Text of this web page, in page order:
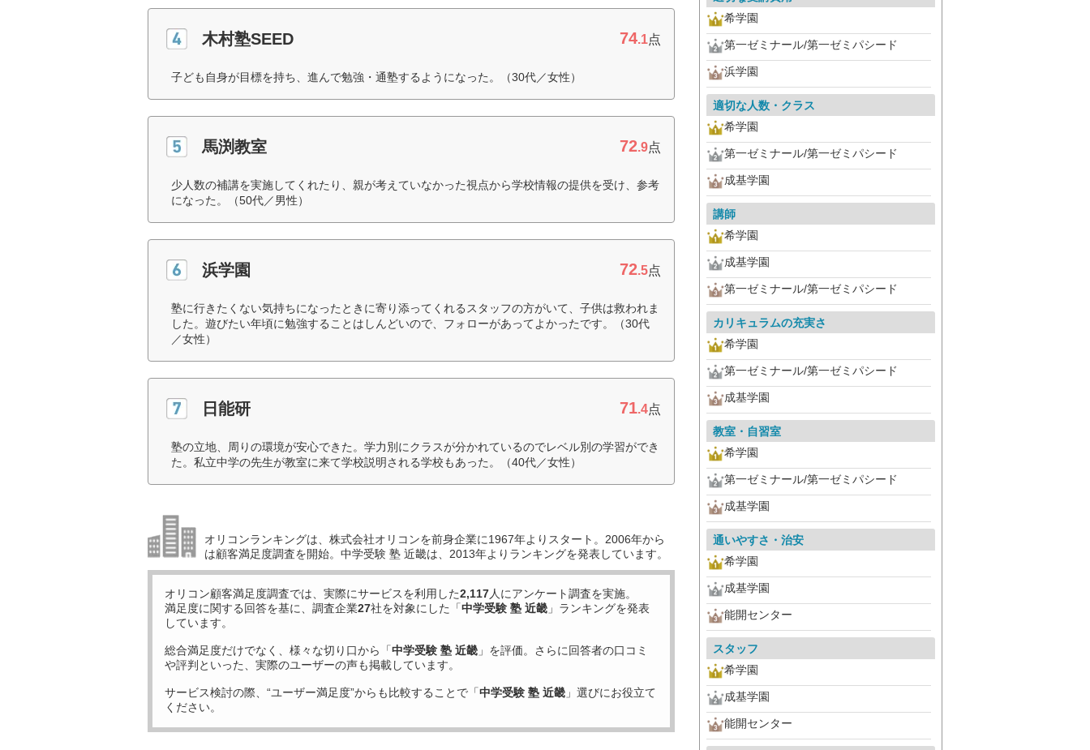
木村塾SEED 74.1点
子ども自身が目標を持ち、進んで勉強・通塾するようになった。（30代／女性）
馬渕教室 72.9点
少人数の補講を実施してくれたり、親が考えていなかった視点から学校情報の提供を受け、参考
になった。（50代／男性）
浜学園 72.5点
塾に行きたくない気持ちになったときに寄り添ってくれるスタッフの方がいて、子供は救われま
した。遊びたい年頃に勉強することはしんどいので、フォローがあってよかったです。（30代
／女性）
日能研 71.4点
塾の立地、周りの環境が安心できた。学力別にクラスが分かれているのでレベル別の学習ができ
た。私立中学の先生が教室に来て学校説明される学校もあった。（40代／女性）
オリコンランキングは、株式会社オリコンを前身企業に1967年よりスタート。2006年から
は顧客満足度調査を開始。中学受験 塾 近畿は、2013年よりランキングを発表しています。
オリコン顧客満足度調査では、実際にサービスを利用した2,117人にアンケート調査を実施。
満足度に関する回答を基に、調査企業27社を対象にした「中学受験 塾 近畿 」ランキングを発表
しています。
総合満足度だけでなく、様々な切り口から「中学受験 塾 近畿 」を評価。さらに回答者の口コミ
や評判といった、実際のユーザーの声も掲載しています。
サービス検討の際、“ユーザー満足度”からも比較することで「中学受験 塾 近畿 」選びにお役立て
ください。
希学園
第一ゼミナール/第一ゼミパシード
浜学園
適切な人数・クラス
希学園
第一ゼミナール/第一ゼミパシード
成基学園
講師
希学園
成基学園
第一ゼミナール/第一ゼミパシード
カリキュラムの充実さ
希学園
第一ゼミナール/第一ゼミパシード
成基学園
教室・自習室
希学園
第一ゼミナール/第一ゼミパシード
成基学園
通いやすさ・治安
希学園
成基学園
能開センター
スタッフ
希学園
成基学園
能開センター